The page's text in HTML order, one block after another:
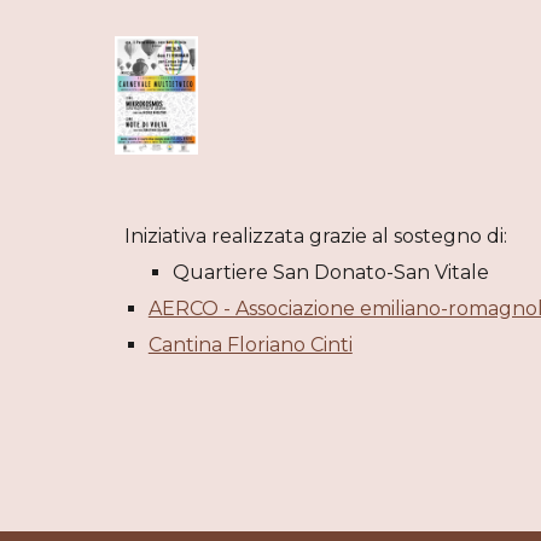
Iniziativa realizzata grazie al sostegno di:
Quartiere San Donato-San Vitale
AERCO - Associazione emiliano-
Cantina Floriano Cinti